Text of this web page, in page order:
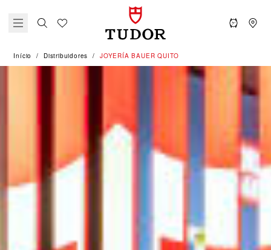
Início Distribuidores ‭JOYERÍA BAUER QUITO‬